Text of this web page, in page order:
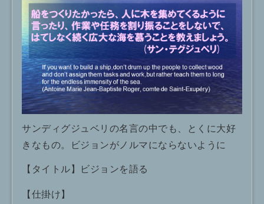
サンディグジュベリの名言の中でも、とくに大好
きなもの。ビジョンがノルマにならないように
【タイトル】ビジョンを語る
【仕掛け】